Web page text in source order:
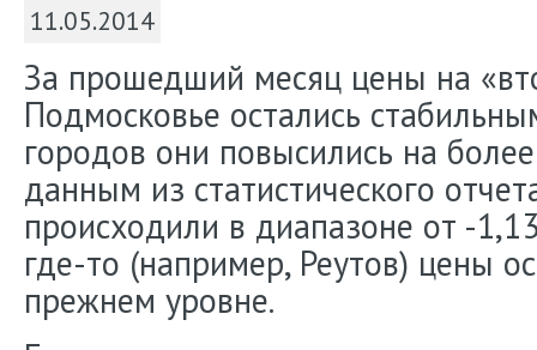
11.05.2014
За прошедший месяц цены на
Подмосковье остались
городов они повысились на
данным из статистического
происходили в диапазоне от -
где-то (например, Реутов) цены
прежнем уровне.